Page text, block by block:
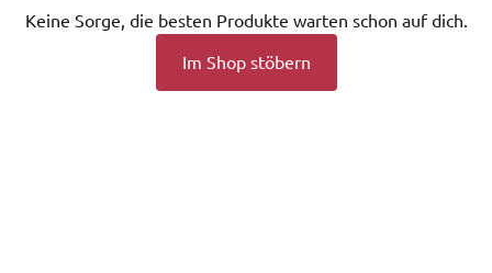
Keine Sorge, die besten Produkte warten schon auf dich.
Im Shop stöbern